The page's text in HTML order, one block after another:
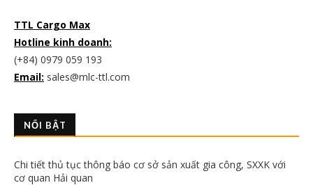
TTL Cargo Max
Hotline kinh doanh:
(+84) 0979 059 193
Email: sales@mlc-ttl.com
NỔI BẬT
Chi tiết thủ tục thông báo cơ sở sản xuất gia công, SXXK với
cơ quan Hải quan